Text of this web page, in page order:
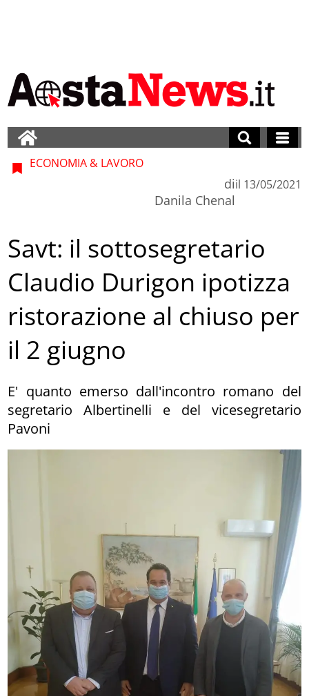
ECONOMIA & LAVORO
di
Danila Chenal
il 13/05/2021
Savt: il sottosegretario
Claudio Durigon ipotizza
ristorazione al chiuso per
il 2 giugno
E' quanto emerso dall'incontro romano del
segretario Albertinelli e del vicesegretario
Pavoni